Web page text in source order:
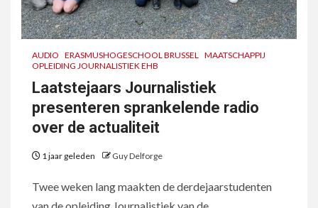
AUDIO ERASMUSHOGESCHOOL BRUSSEL MAATSCHAPPIJ
OPLEIDING JOURNALISTIEK EHB
Laatstejaars Journalistiek
presenteren sprankelende radio
over de actualiteit
1 jaar geleden Guy Delforge
Twee weken lang maakten de derdejaarstudenten